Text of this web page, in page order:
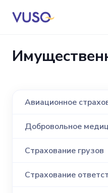
Авиационное
Добровольное
Страхование грузов
Страхование